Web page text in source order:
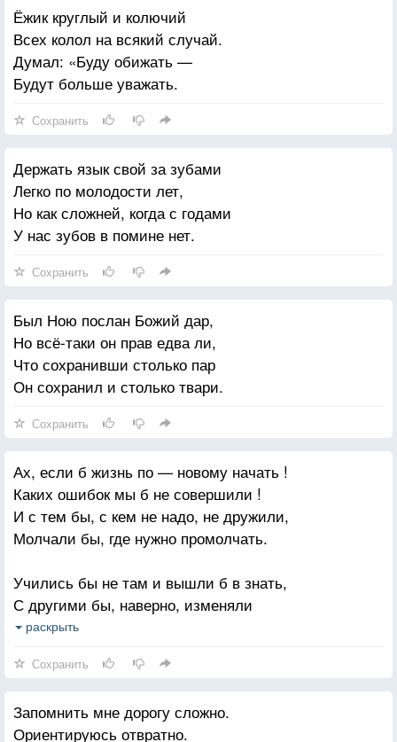
Ёжик круглый и колючий
Всех колол на всякий случай.
Думал: «Буду обижать —
Будут больше уважать.
Сохранить
Держать язык свой за зубами
Легко по молодости лет,
Но как сложней, когда с годами
У нас зубов в помине нет.
Сохранить
Был Ною послан Божий дар,
Но всё-таки он прав едва ли,
Что сохранивши столько пар
Он сохранил и столько твари.
Сохранить
Ах, если б жизнь по — новому начать !
Каких ошибок мы б не совершили !
И с тем бы, с кем не надо, не дружили,
Молчали бы, где нужно промолчать.
Учились бы не там и вышли б в знать,
С другими бы, наверно, изменяли
Мужей и жён бы на иных сменяли.
Не так бы воспитали мы детей,
Которые не с нами бы зачались,
А может быть, куда-нибудь умчались,
раскрыть
Сохранить
Запомнить мне дорогу сложно.
Ориентируюсь отвратно.